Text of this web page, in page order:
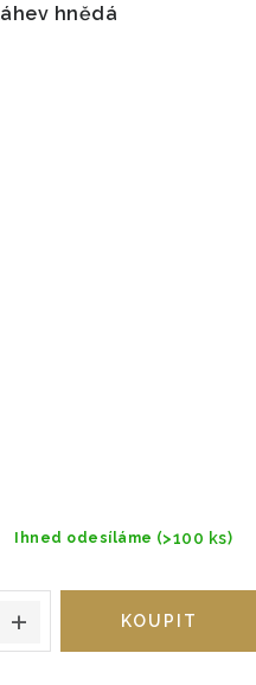
hnědá
Ihned odesíláme (>100 ks)